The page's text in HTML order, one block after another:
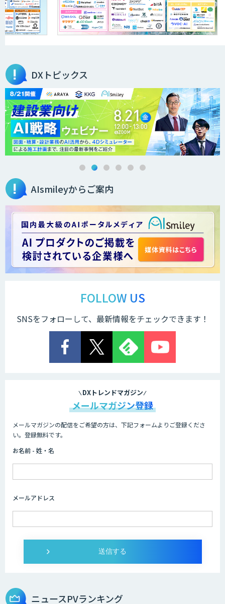
DXトピックス
AIsmileyからご案内
FOLLOW US
SNSをフォローして、最新情報をチェックできます！
DXトレンドマガジン
メールマガジン登録
メールマガジンの配信をご希望の方は、下記フォームよりご登録くださ
い。登録無料です。
お名前 - 姓・名
メールアドレス
ニュースPVランキング